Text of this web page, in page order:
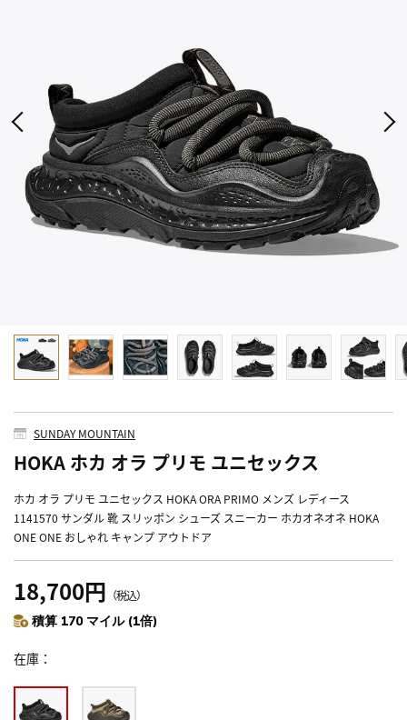
SUNDAY MOUNTAIN
HOKA ホカ オラ プリモ ユニセックス
ホカ オラ プリモ ユニセックス HOKA ORA PRIMO メンズ レディース
1141570 サンダル 靴 スリッポン シューズ スニーカー ホカオネオネ HOKA
ONE ONE おしゃれ キャンプ アウトドア
18,700円 （税込）
積算 170 マイル (1倍)
在庫